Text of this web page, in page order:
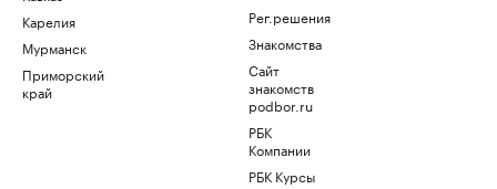
Карелия
Мурманск
Приморский
край
Рег.решения
Знакомства
Сайт
знакомств
podbor.ru
РБК
Компании
РБК Курсы